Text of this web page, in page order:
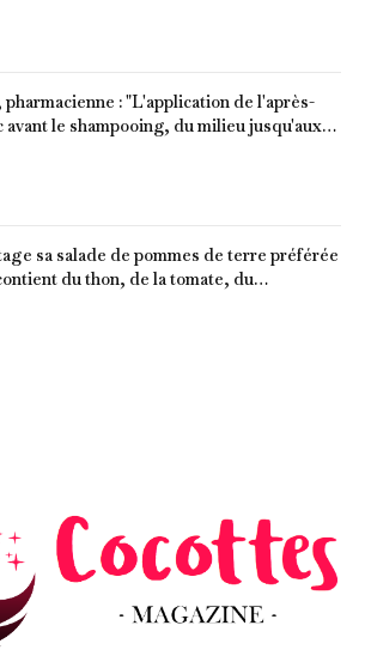
: "L'application de l'après-
avant le shampooing, du milieu jusqu'aux
pour les cheveux délicats et
sa salade de pommes de terre préférée
du thon, de la tomate, du
l'œuf